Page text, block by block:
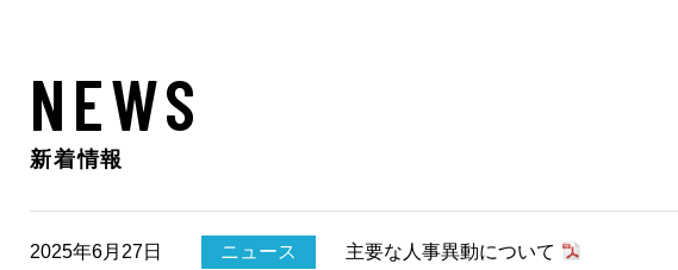
事業所一覧
決算公告
NEWS
新着情報
2025年6月27日 ニュース 主要な人事異動について